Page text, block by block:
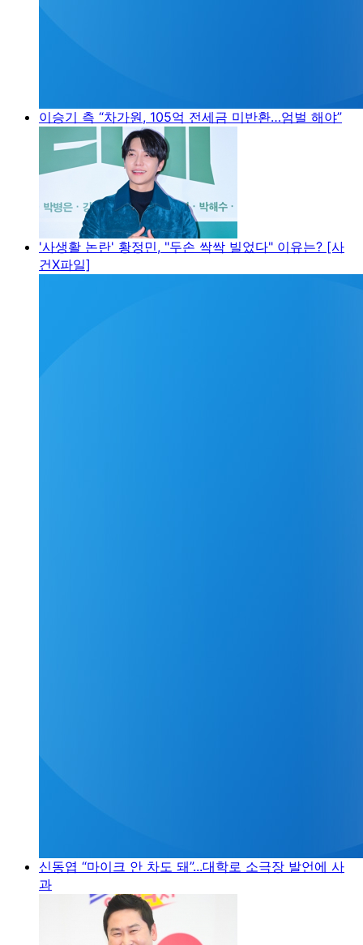
이승기 측 “차가원, 105억 전세금 미반환…엄벌 해야”
'사생활 논란' 황정민, "두손 싹싹 빌었다" 이유는? [사
건X파일]
신동엽 “마이크 안 차도 돼”...대학로 소극장 발언에 사
과